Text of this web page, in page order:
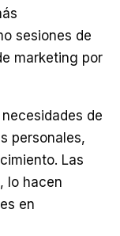
sesiones de
marketing por
de
personales,
Las
lo hacen
en